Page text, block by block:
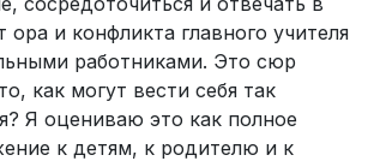
ора и конфликта главного учителя
работниками. Это сюр
как могут вести себя так
Я оцениваю это как полное
к детям, к родителю и к